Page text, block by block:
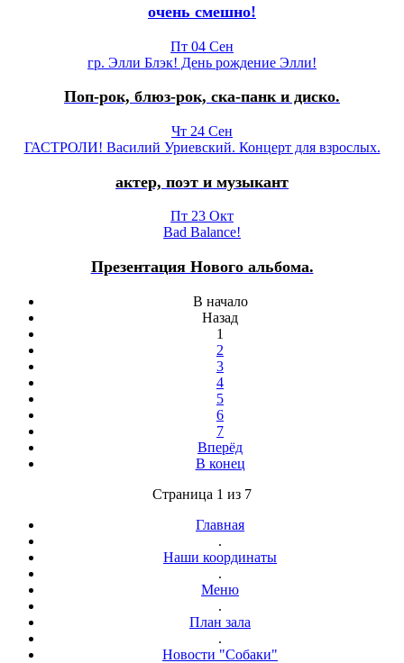
очень смешно!
Пт 04 Сен
гр. Элли Блэк! День рождение Элли!
Поп-рок, блюз-рок, ска-панк и диско.
Чт 24 Сен
ГАСТРОЛИ! Василий Уриевский. Концерт для взрослых.
актер, поэт и музыкант
Пт 23 Окт
Bad Balance!
Презентация Нового альбома.
В начало
Назад
1
2
3
4
5
6
7
Вперёд
В конец
Страница 1 из 7
Главная
.
Наши координаты
.
Меню
.
План зала
.
Новости "Собаки"